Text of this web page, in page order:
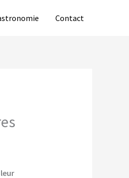
Contact